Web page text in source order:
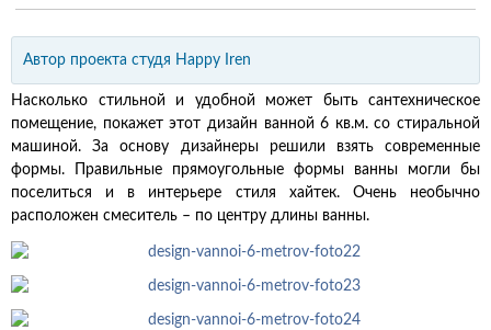
Автор проекта студя Happy Iren
Насколько стильной и удобной может быть сантехническое
помещение, покажет этот дизайн ванной 6 кв.м. со стиральной
машиной. За основу дизайнеры решили взять современные
формы. Правильные прямоугольные формы ванны могли бы
поселиться и в интерьере стиля хайтек. Очень необычно
расположен смеситель – по центру длины ванны.